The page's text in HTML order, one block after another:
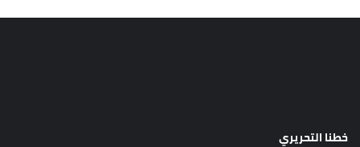
خطنا التحريري